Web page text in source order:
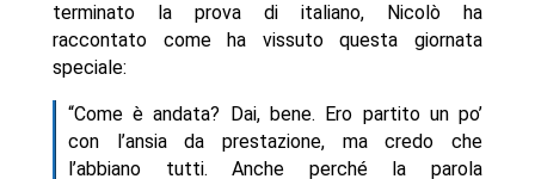
terminato la prova di italiano, Nicolò ha
raccontato come ha vissuto questa giornata
speciale:
“Come è andata? Dai, bene. Ero partito un po’
con l’ansia da prestazione, ma credo che
l’abbiano tutti. Anche perché la parola